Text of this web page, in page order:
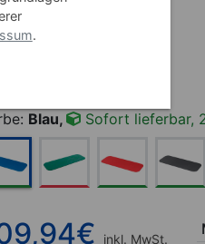
ohne Ösen
Blau, Sofort lieferbar,
€ inkl. MwSt.
.